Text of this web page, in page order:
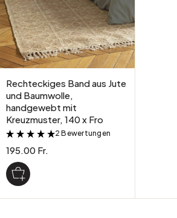
Rechteckiges Band aus Jute
und Baumwolle,
handgewebt mit
Kreuzmuster, 140 x Fro
&
2 Bewertungen
195.00 Fr.